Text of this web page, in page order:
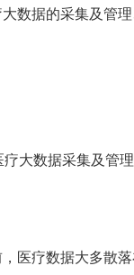
大数据的采集及管
疗大数据采集及管理
，医疗数据大多散